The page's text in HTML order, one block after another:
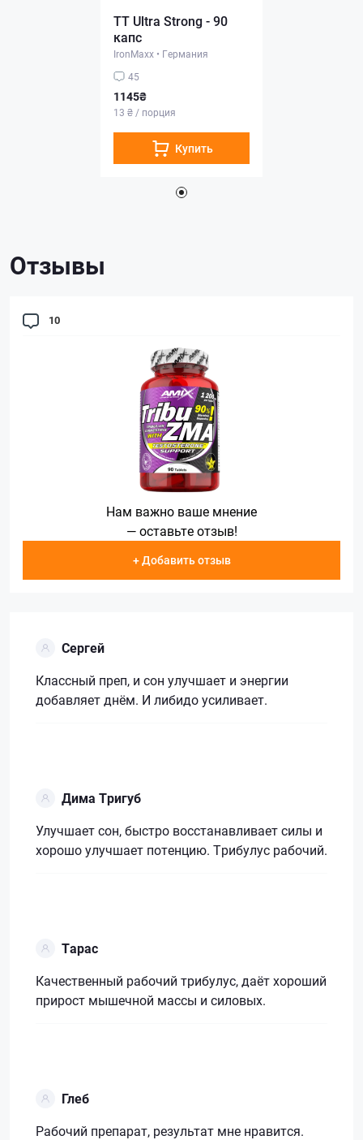
TT Ultra Strong - 90
капс
IronMaxx • Германия
45
1145₴
13 ₴ / порция
Купить
Отзывы
10
Нам важно ваше мнение
— оставьте отзыв!
+ Добавить отзыв
Сергей
Классный преп, и сон улучшает и энергии
добавляет днём. И либидо усиливает.
Дима Тригуб
Улучшает сон, быстро восстанавливает силы и
хорошо улучшает потенцию. Трибулус рабочий.
Тарас
Качественный рабочий трибулус, даёт хороший
прирост мышечной массы и силовых.
Глеб
Рабочий препарат, результат мне нравится.